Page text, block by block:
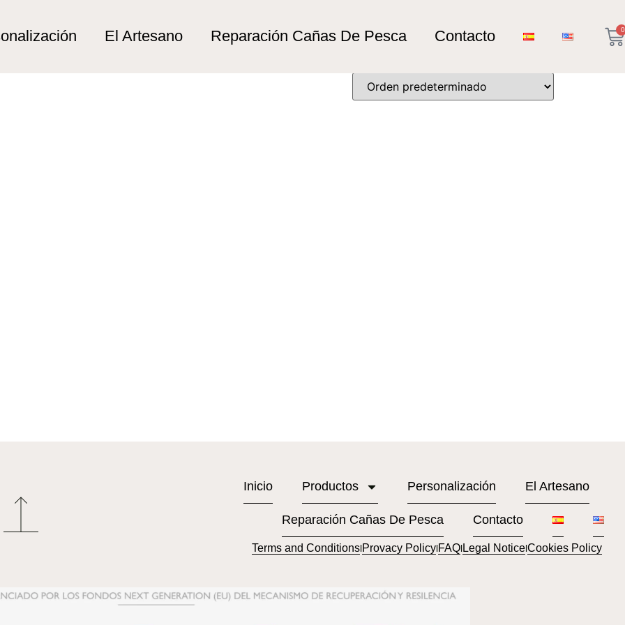
El Artesano Reparación Cañas De Pesca Contacto 0
Inicio Productos Personalización El Artesano
Reparación Cañas De Pesca Contacto
Terms and ConditionslProvacy PolicylFAQlLegal NoticelCookies Policy